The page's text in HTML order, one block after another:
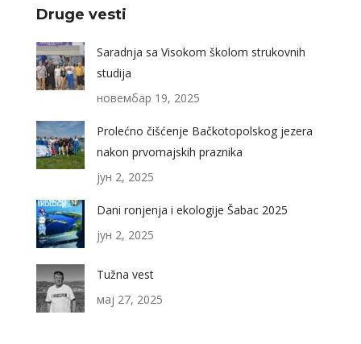
Druge vesti
Saradnja sa Visokom školom strukovnih
studija
новембар 19, 2025
Prolećno čišćenje Bačkotopolskog jezera
nakon prvomajskih praznika
јун 2, 2025
Dani ronjenja i ekologije Šabac 2025
јун 2, 2025
Tužna vest
мај 27, 2025